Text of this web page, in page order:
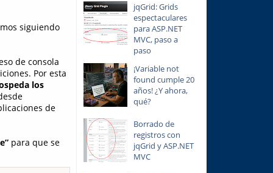
siguiendo
de consola
Por esta
los
de
para que se
jqGrid: Grids
espectaculares
para ASP.NET
MVC, paso a
paso
¡Variable not
found cumple 20
años! ¿Y ahora,
qué?
Borrado de
registros con
jqGrid y ASP.NET
MVC